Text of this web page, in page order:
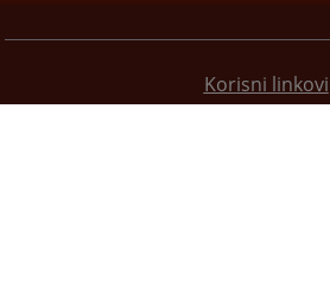
Korisni linkovi